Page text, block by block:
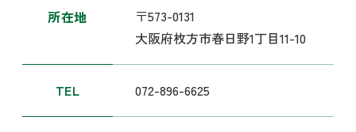
所在地
〒573-0131
大阪府枚方市春日野1丁目11-10
TEL 072-896-6625